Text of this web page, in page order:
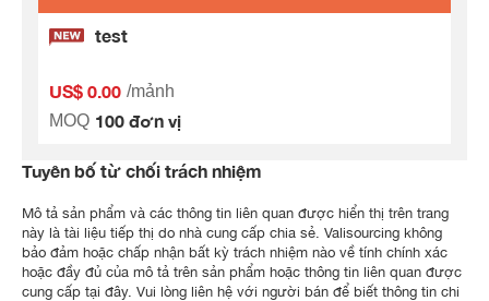
test
US$ 0.00 /mảnh
MOQ 100 đơn vị
Tuyên bố từ chối trách nhiệm
Mô tả sản phẩm và các thông tin liên quan được hiển thị trên trang
này là tài liệu tiếp thị do nhà cung cấp chia sẻ. Valisourcing không
bảo đảm hoặc chấp nhận bất kỳ trách nhiệm nào về tính chính xác
hoặc đầy đủ của mô tả trên sản phẩm hoặc thông tin liên quan được
cung cấp tại đây. Vui lòng liên hệ với người bán để biết thông tin chi